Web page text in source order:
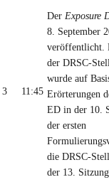
3 11:45
Der Exposure
8. September
veröffentlicht.
der DRSC-
wurde auf
Erörterungen
ED in der 10.
der ersten
die DRSC-
der 13.